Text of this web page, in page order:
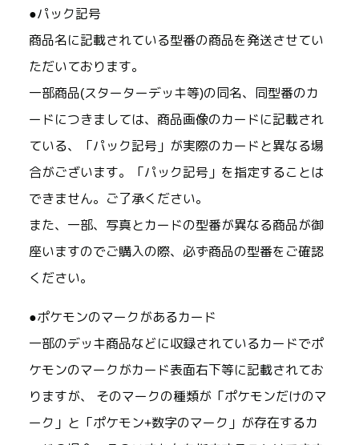
●パック記号
商品名に記載されている型番の商品を発送させてい
ただいております。
一部商品(スターターデッキ等)の同名、同型番のカ
ードにつきましては、商品画像のカードに記載され
ている、「パック記号」が実際のカードと異なる場
合がございます。「パック記号」を指定することは
できません。ご了承ください。
また、一部、写真とカードの型番が異なる商品が御
座いますのでご購入の際、必ず商品の型番をご確認
ください。
●ポケモンのマークがあるカード
一部のデッキ商品などに収録されているカードでポ
ケモンのマークがカード表面右下等に記載されてお
りますが、 そのマークの種類が「ポケモンだけのマ
ーク」と「ポケモン+数字のマーク」が存在するカ